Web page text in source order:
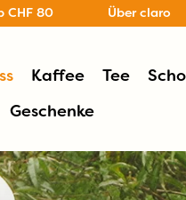
CHF 80 Über claro
Kaffee Tee
Geschenke